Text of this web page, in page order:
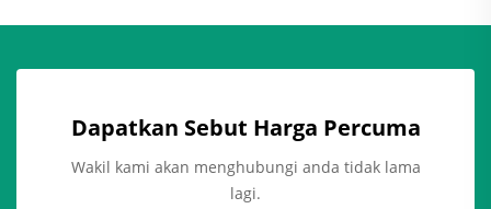
Dapatkan Sebut Harga Percuma
Wakil kami akan menghubungi anda tidak lama
lagi.